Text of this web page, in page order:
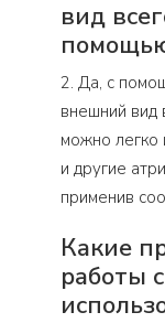
вид
2. Да, с
внешний вид
можно легко
и другие
применив
Какие
работы